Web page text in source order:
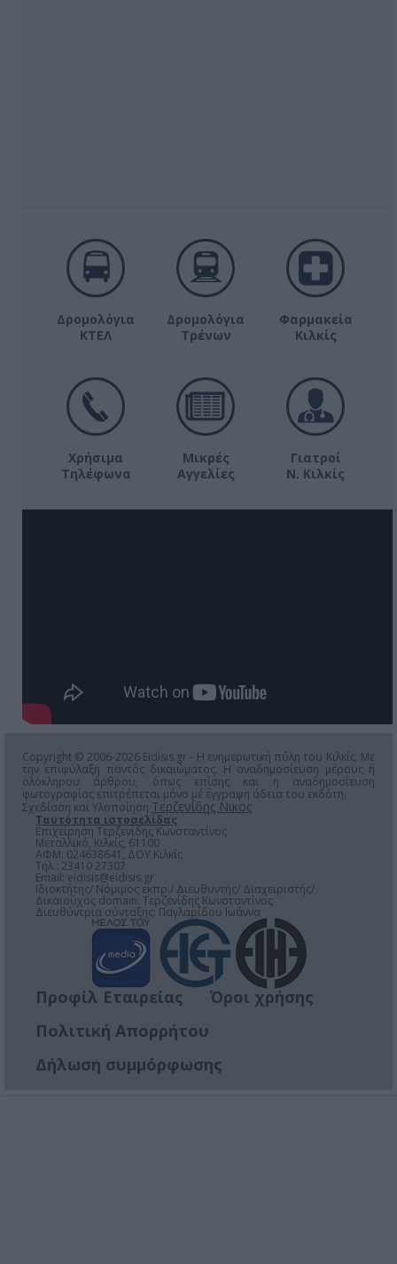
Δρομολόγια
ΚΤΕΛ
Δρομολόγια
Τρένων
Φαρμακεία
Κιλκίς
Χρήσιμα
Τηλέφωνα
Μικρές
Αγγελίες
Γιατροί
Ν. Κιλκίς
Copyright © 2006-2026 Eidisis.gr - Η ενημερωτική πύλη του Κιλκίς. Με
την επιφύλαξη παντός δικαιώματος. Η αναδημοσίευση μέρους ή
ολόκληρου άρθρου, όπως επίσης και η αναδημοσίευση
φωτογραφίας επιτρέπεται μόνο μέ έγγραφη άδεια του εκδότη.
Σχεδίαση και Υλοποίηση Τερζενίδης Νικος
Ταυτότητα ιστοσελίδας
Επιχείρηση Τερζενίδης Κωνσταντίνος
Μεταλλικό, Κιλκίς, 61100
ΑΦΜ: 024638641, ΔΟΥ Κιλκίς
Τηλ.: 23410 27307
Email: eidisis@eidisis.gr
Ιδιοκτήτης/ Νόμιμος εκπρ./ Διευθυντής/ Διαχειριστής/
Δικαιούχος domain: Τερζενίδης Κωνσταντίνος
Διευθύντρια σύνταξης: Παγλαρίδου Ιωάννα
Προφίλ Εταιρείας
Όροι χρήσης
Πολιτική Απορρήτου
Δήλωση συμμόρφωσης